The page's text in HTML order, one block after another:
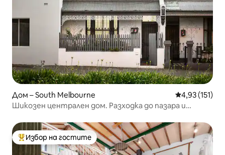
Дом – South Melbourne Средна
4,93 (151)
Шикозен централен дом. Разходка до пазара и
Най-популярен избор на гостите
Избор на гостите